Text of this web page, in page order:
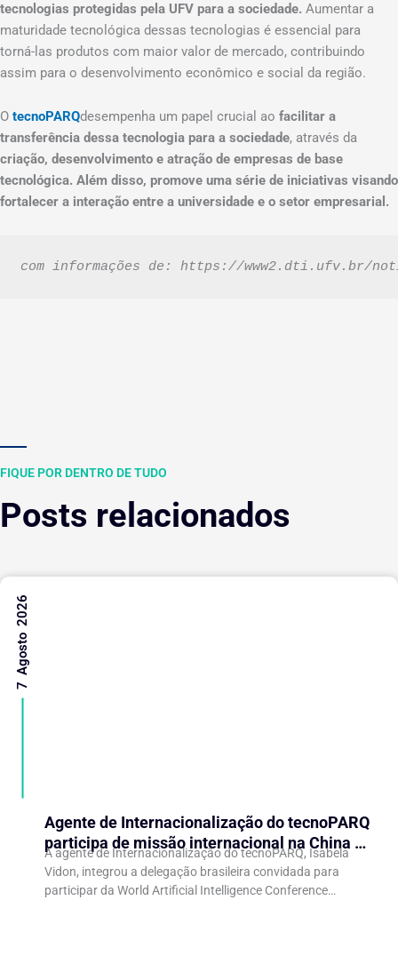
tecnologias protegidas pela UFV para a sociedade. Aumentar a
maturidade tecnológica dessas tecnologias é essencial para
torná-las produtos com maior valor de mercado, contribuindo
assim para o desenvolvimento econômico e social da região.
O tecnoPARQdesempenha um papel crucial ao facilitar a
transferência dessa tecnologia para a sociedade, através da
criação, desenvolvimento e atração de empresas de base
tecnológica. Além disso, promove uma série de iniciativas visando
fortalecer a interação entre a universidade e o setor empresarial.
com informações de: https://www2.dti.ufv.br/
FIQUE POR DENTRO DE TUDO
Posts relacionados
Agente de Internacionalização do tecnoPARQ
participa de missão internacional na China e
fortalece conexões com o ecossistema de
inovação
A agente de Internacionalização do tecnoPARQ, Isabela
Vidon, integrou a delegação brasileira convidada para
participar da World Artificial Intelligence Conference
7 Agosto 2026